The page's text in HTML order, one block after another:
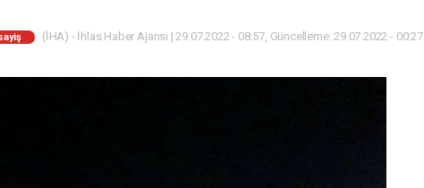
(İHA) - İhlas Haber Ajansı | 29.07.2022 - 08:57, Güncelleme: 29.07.2022 - 00:27